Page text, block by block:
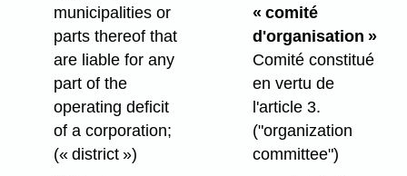
municipalities or
parts thereof that
are liable for any
part of the
operating deficit
of a corporation;
(« district »)
« comité
d'organisation »
Comité constitué
en vertu de
l'article 3.
("organization
committee")